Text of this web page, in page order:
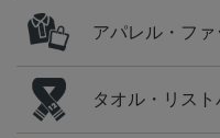
アパレル・フ
タオル・リスト